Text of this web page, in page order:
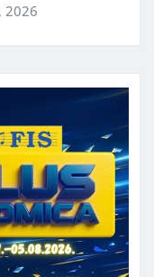
2026